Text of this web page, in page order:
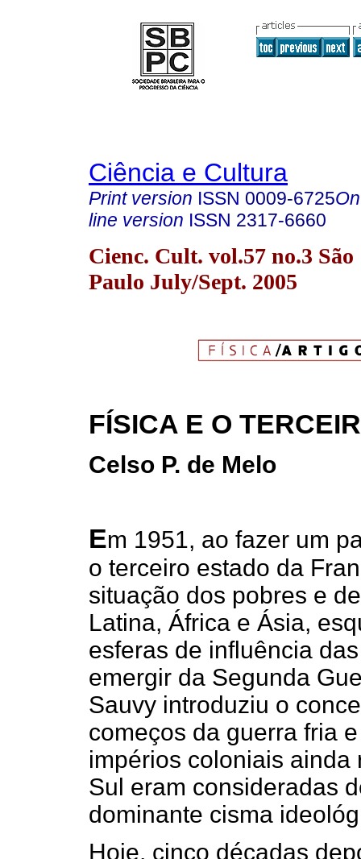
Ciência e Cultura
Print version ISSN 0009-6725
line version ISSN 2317-6660
Cienc. Cult. vol.57 no.3 São
Paulo July/Sept. 2005
FÍSICA E O
Celso P. de Melo
Em 1951, ao fazer um
o terceiro estado da
situação dos pobres e
Latina, África e Ásia,
esferas de influência
emergir da Segunda
Sauvy introduziu o
começos da guerra fria
impérios coloniais ainda
Sul eram consideradas
dominante cisma
Hoje, cinco décadas